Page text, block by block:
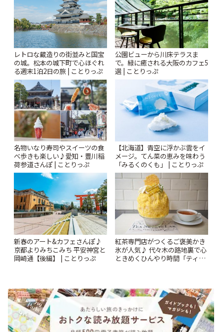
レトロな蔵造りの街並みと国宝
の城。松本の城下町で心ほぐれ
る週末1泊2日の旅 | ことりっぷ
公園ビューから川床テラスま
で。緑に癒される大阪のカフェ5
選 | ことりっぷ
名物いなり寿司やスイーツの食
べ歩きも楽しい♪愛知・豊川稲
荷参道さんぽ | ことりっぷ
【北海道】青空に浮かぶ雲をイ
メージ。てん菜の恵みを味わう
「みるくのくも」 | ことりっぷ
新春のアート&カフェさんぽ♪
京都よりみちこみち 平安神宮と
岡崎通【後編】 | ことりっぷ
紅茶専門店がつくるご褒美かき
氷が人気♪ 代々木の路地裏で心
ときめくひんやり時間「ティー